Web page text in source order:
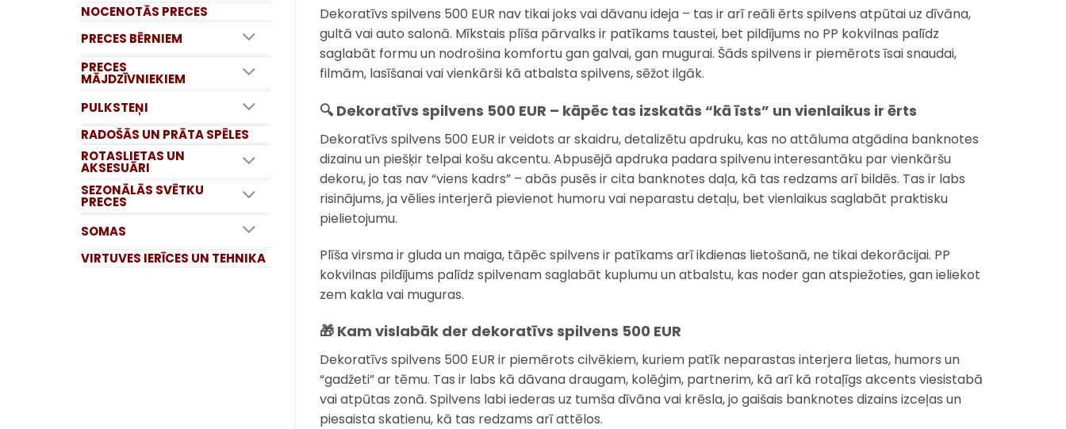
NOCENOTĀS PRECES
PRECES BĒRNIEM
PRECES
MĀJDZĪVNIEKIEM
PULKSTEŅI
RADOŠĀS UN PRĀTA SPĒLES
ROTASLIETAS UN
AKSESUĀRI
SEZONĀLĀS SVĒTKU
PRECES
SOMAS
VIRTUVES IERĪCES UN TEHNIKA
Dekoratīvs spilvens 500 EUR nav tikai joks vai dāvanu ideja – tas ir arī reāli ērts spilvens atpūtai uz dīvāna,
gultā vai auto salonā. Mīkstais plīša pārvalks ir patīkams taustei, bet pildījums no PP kokvilnas palīdz
saglabāt formu un nodrošina komfortu gan galvai, gan mugurai. Šāds spilvens ir piemērots īsai snaudai,
filmām, lasīšanai vai vienkārši kā atbalsta spilvens, sēžot ilgāk.
🔍 Dekoratīvs spilvens 500 EUR – kāpēc tas izskatās “kā īsts” un vienlaikus ir ērts
Dekoratīvs spilvens 500 EUR ir veidots ar skaidru, detalizētu apdruku, kas no attāluma atgādina banknotes
dizainu un piešķir telpai košu akcentu. Abpusējā apdruka padara spilvenu interesantāku par vienkāršu
dekoru, jo tas nav “viens kadrs” – abās pusēs ir cita banknotes daļa, kā tas redzams arī bildēs. Tas ir labs
risinājums, ja vēlies interjerā pievienot humoru vai neparastu detaļu, bet vienlaikus saglabāt praktisku
pielietojumu.
Plīša virsma ir gluda un maiga, tāpēc spilvens ir patīkams arī ikdienas lietošanā, ne tikai dekorācijai. PP
kokvilnas pildījums palīdz spilvenam saglabāt kuplumu un atbalstu, kas noder gan atspiežoties, gan ieliekot
zem kakla vai muguras.
🎁 Kam vislabāk der dekoratīvs spilvens 500 EUR
Dekoratīvs spilvens 500 EUR ir piemērots cilvēkiem, kuriem patīk neparastas interjera lietas, humors un
“gadžeti” ar tēmu. Tas ir labs kā dāvana draugam, kolēģim, partnerim, kā arī kā rotaļīgs akcents viesistabā
vai atpūtas zonā. Spilvens labi iederas uz tumša dīvāna vai krēsla, jo gaišais banknotes dizains izceļas un
piesaista skatienu, kā tas redzams arī attēlos.